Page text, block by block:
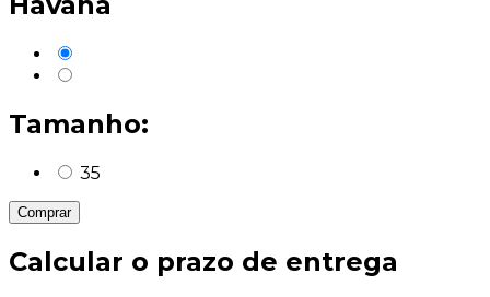
Tamanho:
35
Comprar
Calcular o prazo de entrega